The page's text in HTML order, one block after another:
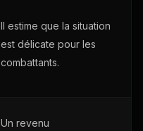
Il estime que la situation
est délicate pour les
combattants.
Un revenu